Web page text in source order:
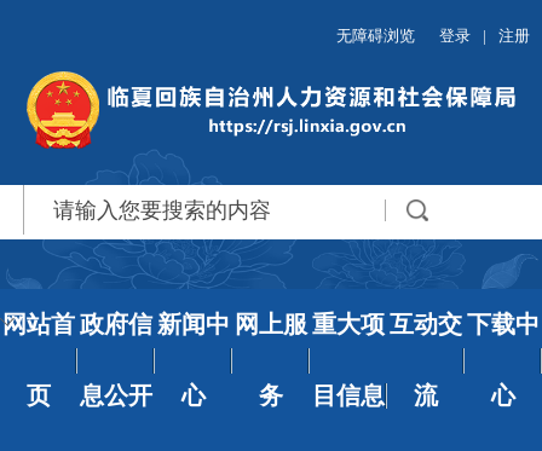
无障碍浏览 登录 | 注册
网站首
页
政府信
息公开
新闻中
心
网上服
务
重大项
目信息
互动交
流
下载中
心